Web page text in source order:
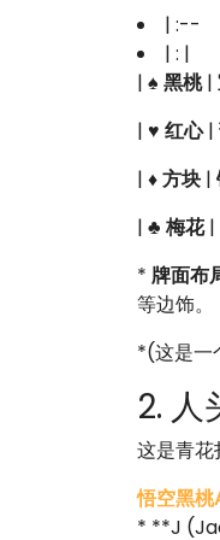
| :--
| : |
| ♠️ 黑桃|
| ♥️ 红心|
| ♦️ 方块 |
| ♣️ 梅花|
* 牌面布
等边饰。
*(这是一
2. 人
这是青
悟空黑桃
* **J